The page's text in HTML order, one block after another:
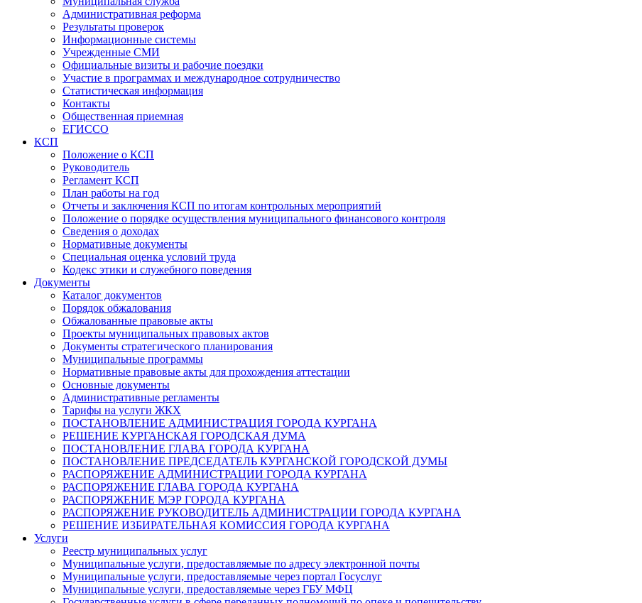
Административная реформа
Результаты проверок
Информационные системы
Учрежденные СМИ
Официальные визиты и рабочие поездки
Участие в программах и международное сотрудничество
Статистическая информация
Контакты
Общественная приемная
ЕГИССО
КСП
Положение о КСП
Руководитель
Регламент КСП
План работы на год
Отчеты и заключения КСП по итогам контрольных мероприятий
Положение о порядке осуществления муниципального финансового контроля
Сведения о доходах
Нормативные документы
Специальная оценка условий труда
Кодекс этики и служебного поведения
Документы
Каталог документов
Порядок обжалования
Обжалованные правовые акты
Проекты муниципальных правовых актов
Документы стратегического планирования
Муниципальные программы
Нормативные правовые акты для прохождения аттестации
Основные документы
Административные регламенты
Тарифы на услуги ЖКХ
ПОСТАНОВЛЕНИЕ АДМИНИСТРАЦИЯ ГОРОДА КУРГАНА
РЕШЕНИЕ КУРГАНСКАЯ ГОРОДСКАЯ ДУМА
ПОСТАНОВЛЕНИЕ ГЛАВА ГОРОДА КУРГАНА
ПОСТАНОВЛЕНИЕ ПРЕДСЕДАТЕЛЬ КУРГАНСКОЙ ГОРОДСКОЙ ДУМЫ
РАСПОРЯЖЕНИЕ АДМИНИСТРАЦИИ ГОРОДА КУРГАНА
РАСПОРЯЖЕНИЕ ГЛАВА ГОРОДА КУРГАНА
РАСПОРЯЖЕНИЕ МЭР ГОРОДА КУРГАНА
РАСПОРЯЖЕНИЕ РУКОВОДИТЕЛЬ АДМИНИСТРАЦИИ ГОРОДА КУРГАНА
РЕШЕНИЕ ИЗБИРАТЕЛЬНАЯ КОМИССИЯ ГОРОДА КУРГАНА
Услуги
Реестр муниципальных услуг
Муниципальные услуги, предоставляемые по адресу электронной почты
Муниципальные услуги, предоставляемые через портал Госуслуг
Муниципальные услуги, предоставляемые через ГБУ МФЦ